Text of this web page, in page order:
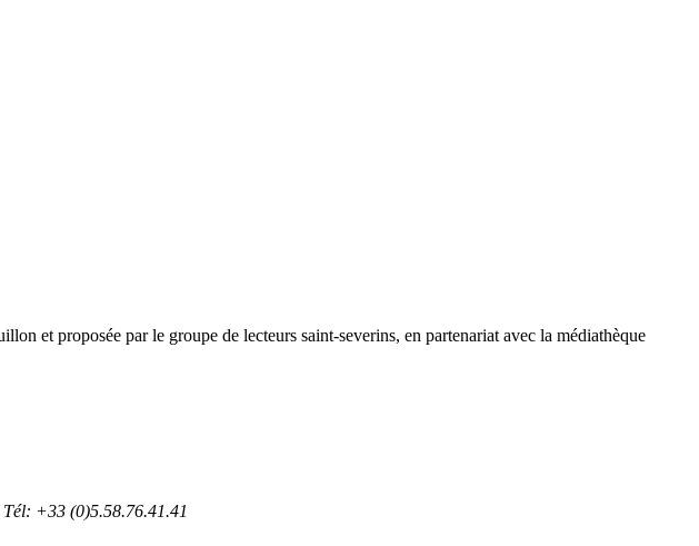
et proposée par le groupe de lecteurs saint-severins, en partenariat avec la médiathèque
Tél: +33 (0)5.58.76.41.41